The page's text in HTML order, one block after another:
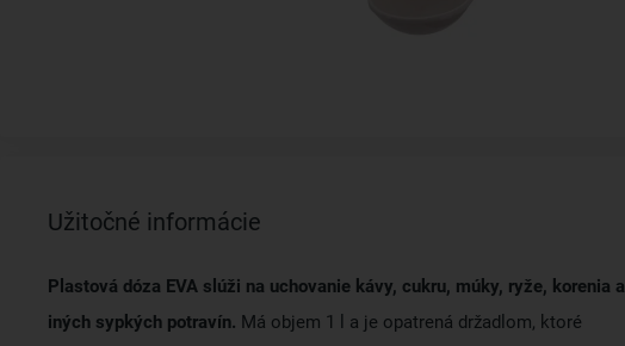
Užitočné informácie
Plastová dóza EVA slúži na uchovanie kávy, cukru, múky, ryže, korenia a
iných sypkých potravín. Má objem 1 l a je opatrená držadlom, ktoré